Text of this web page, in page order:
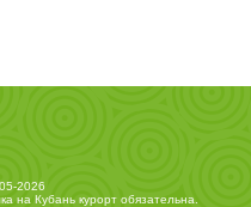
2026
на Кубань курорт обязательна.